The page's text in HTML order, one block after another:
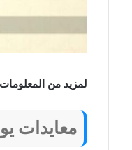
لمزيد من
معايدات